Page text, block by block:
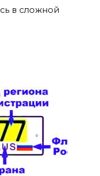
в сложной